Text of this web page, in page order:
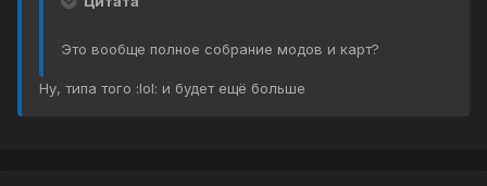
Это вообще полное собрание модов и карт?
Ну, типа того :lol: и будет ещё больше